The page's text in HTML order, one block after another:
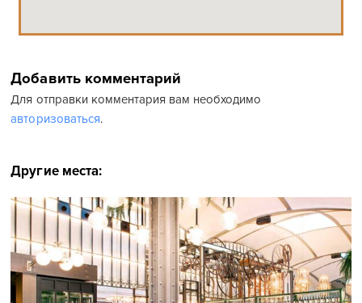
Добавить комментарий
Для отправки комментария вам необходимо
авторизоваться.
Другие места: